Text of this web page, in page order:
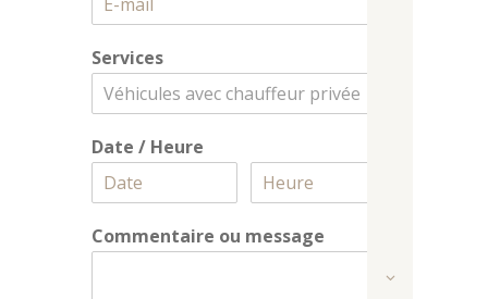
Services
Véhicules avec chauffeur privée
Date / Heure
Commentaire ou message